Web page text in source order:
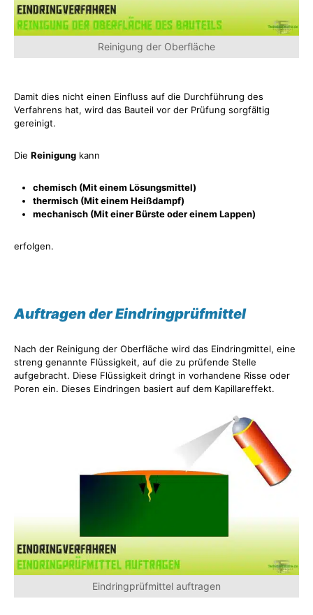
Reinigung der Oberfläche
Damit dies nicht einen Einfluss auf die Durchführung des
Verfahrens hat, wird das Bauteil vor der Prüfung sorgfältig
gereinigt.
Die Reinigung kann
chemisch (Mit einem Lösungsmittel)
thermisch (Mit einem Heißdampf)
mechanisch (Mit einer Bürste oder einem Lappen)
erfolgen.
Auftragen der Eindringprüfmittel
Nach der Reinigung der Oberfläche wird das Eindringmittel, eine
streng genannte Flüssigkeit, auf die zu prüfende Stelle
aufgebracht. Diese Flüssigkeit dringt in vorhandene Risse oder
Poren ein. Dieses Eindringen basiert auf dem Kapillareffekt.
Eindringprüfmittel auftragen